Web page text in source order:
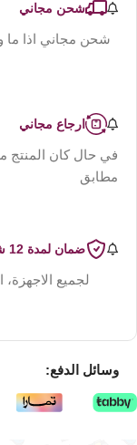
شحن مجاني
ارجاع مجاني
في حال كان المنتج
مطابق
ضمان لمدة 12 شهراً
لجميع الاجهزة،
وسائل الدفع: